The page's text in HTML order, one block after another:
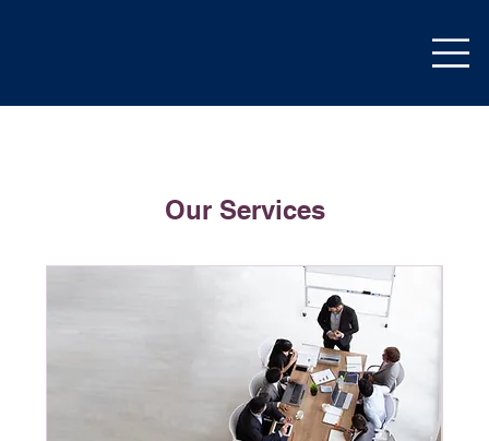
Our Services